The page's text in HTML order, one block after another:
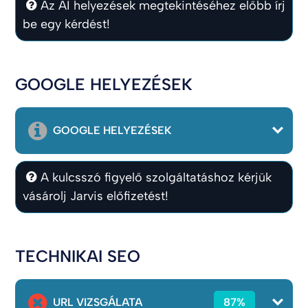
Az AI helyezések megtekintéséhez előbb írj
be egy kérdést!
GOOGLE HELYEZÉSEK
GOOGLE HELYEZÉSEK
A kulcsszó figyelő szolgáltatáshoz kérjük
vásárolj Jarvis előfizetést!
TECHNIKAI SEO
URL VIZSGÁLATA 87%